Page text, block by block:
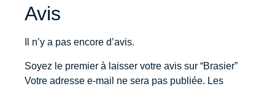
Avis
Il n’y a pas encore d’avis.
Soyez le premier à laisser votre avis sur “Brasier”
Votre adresse e-mail ne sera pas publiée. Les